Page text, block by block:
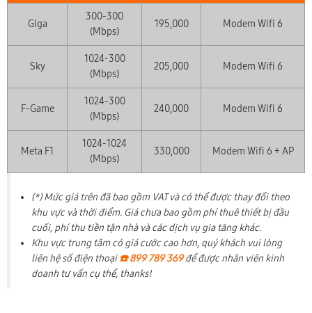
Giga
300-300
(Mbps)
195,000 Modem Wifi 6
Sky
1024-300
(Mbps)
205,000 Modem Wifi 6
F-Game
1024-300
(Mbps)
240,000 Modem Wifi 6
Meta F1
1024-1024
(Mbps)
330,000 Modem Wifi 6 + AP
(*) Mức giá trên đã bao gồm VAT và có thể được thay đổi theo
khu vực và thời điểm. Giá chưa bao gồm phí thuê thiết bị đầu
cuối, phí thu tiền tận nhà và các dịch vụ gia tăng khác.
Khu vực trung tâm có giá cước cao hơn, quý khách vui lòng
liên hệ số điện thoại☎️ 899 789 369để được nhân viên kinh
doanh tư vấn cụ thể, thanks!